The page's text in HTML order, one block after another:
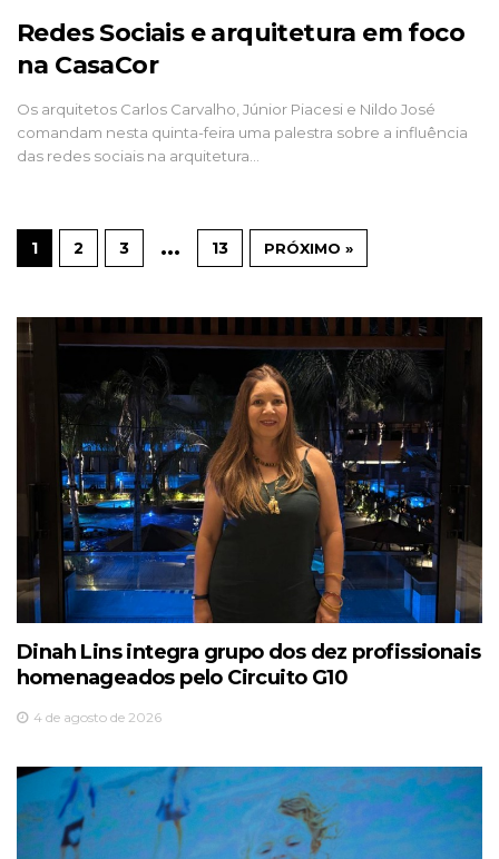
Redes Sociais e arquitetura em foco
na CasaCor
Os arquitetos Carlos Carvalho, Júnior Piacesi e Nildo José
comandam nesta quinta-feira uma palestra sobre a influência
das redes sociais na arquitetura…
1 2 3 … 13 PRÓXIMO »
Dinah Lins integra grupo dos dez profissionais
homenageados pelo Circuito G10
4 de agosto de 2026